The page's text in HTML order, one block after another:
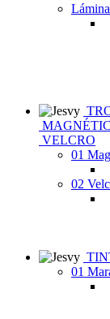
VELCRO
01
02
01